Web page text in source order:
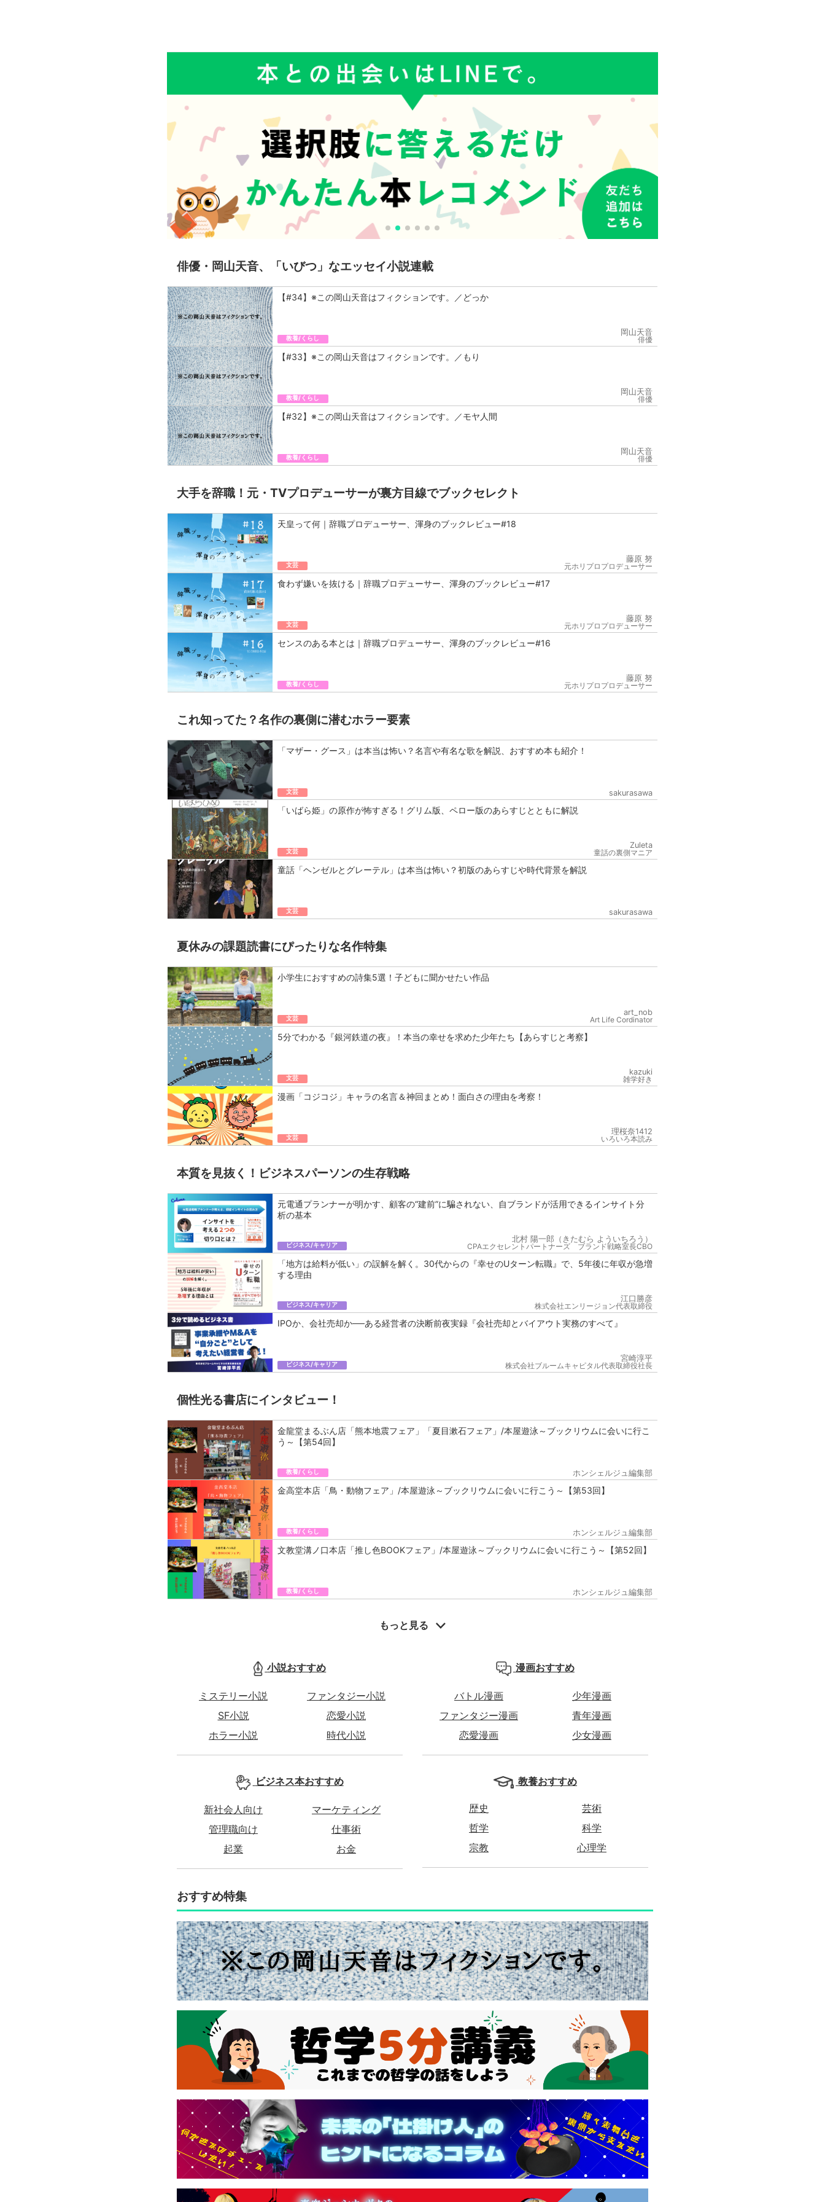
俳優・岡山天音、「いびつ」なエッセイ小説連載
【#34】※この岡山天音はフィクションです。／どっか
教養/くらし
岡山天音
俳優
【#33】※この岡山天音はフィクションです。／もり
教養/くらし
岡山天音
俳優
【#32】※この岡山天音はフィクションです。／モヤ人間
教養/くらし
岡山天音
俳優
大手を辞職！元・TVプロデューサーが裏方目線でブックセレクト
天皇って何｜辞職プロデューサー、渾身のブックレビュー#18
文芸
藤原 努
元ホリプロプロデューサー
食わず嫌いを抜ける｜辞職プロデューサー、渾身のブックレビュー#17
文芸
藤原 努
元ホリプロプロデューサー
センスのある本とは｜辞職プロデューサー、渾身のブックレビュー#16
教養/くらし
藤原 努
元ホリプロプロデューサー
これ知ってた？名作の裏側に潜むホラー要素
「マザー・グース」は本当は怖い？名言や有名な歌を解説、おすすめ本も紹介！
文芸 sakurasawa
「いばら姫」の原作が怖すぎる！グリム版、ペロー版のあらすじとともに解説
文芸
Zuleta
童話の裏側マニア
童話「ヘンゼルとグレーテル」は本当は怖い？初版のあらすじや時代背景を解説
文芸 sakurasawa
夏休みの課題読書にぴったりな名作特集
小学生におすすめの詩集5選！子どもに聞かせたい作品
文芸
art_nob
Art Life Cordinator
5分でわかる『銀河鉄道の夜』！本当の幸せを求めた少年たち【あらすじと考察】
文芸
kazuki
雑学好き
漫画「コジコジ」キャラの名言＆神回まとめ！面白さの理由を考察！
文芸
理桜奈1412
いろいろ本読み
本質を見抜く！ビジネスパーソンの生存戦略
元電通プランナーが明かす、顧客の“建前”に騙されない、自ブランドが活用できるインサイト分
析の基本
ビジネス/キャリア
北村 陽一郎（きたむら よういちろう）
CPAエクセレントパートナーズ ブランド戦略室長CBO
「地方は給料が低い」の誤解を解く。30代からの『幸せのUターン転職』で、5年後に年収が急増
する理由
ビジネス/キャリア
江口勝彦
株式会社エンリージョン代表取締役
IPOか、会社売却か──ある経営者の決断前夜実録『会社売却とバイアウト実務のすべて』
ビジネス/キャリア
宮崎淳平
株式会社ブルームキャピタル代表取締役社長
個性光る書店にインタビュー！
金龍堂まるぶん店「熊本地震フェア」「夏目漱石フェア」/本屋遊泳～ブックリウムに会いに行こ
う～【第54回】
教養/くらし ホンシェルジュ編集部
金高堂本店「鳥・動物フェア」/本屋遊泳～ブックリウムに会いに行こう～【第53回】
教養/くらし ホンシェルジュ編集部
文教堂溝ノ口本店「推し色BOOKフェア」/本屋遊泳～ブックリウムに会いに行こう～【第52回】
教養/くらし ホンシェルジュ編集部
もっと見る
小説おすすめ
ミステリー小説
ファンタジー小説
SF小説
恋愛小説
ホラー小説
時代小説
漫画おすすめ
バトル漫画
少年漫画
ファンタジー漫画
青年漫画
恋愛漫画
少女漫画
ビジネス本おすすめ
新社会人向け
マーケティング
管理職向け
仕事術
起業
お金
教養おすすめ
歴史
芸術
哲学
科学
宗教
心理学
おすすめ特集